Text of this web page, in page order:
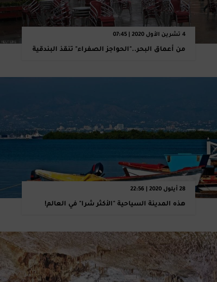
4 تشرين الأول 2020 | 07:45
من أعماق البحر.."الحواجز الصفراء" تنقذ البندقية
28 أيلول 2020 | 22:56
هذه المدينة السياحية "الأكثر شرا" في العالم!